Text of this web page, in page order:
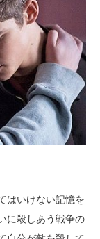
はいけない記憶を
に殺しあう戦争の